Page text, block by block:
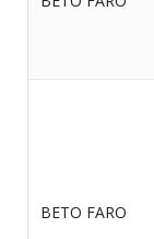
BETO FARO